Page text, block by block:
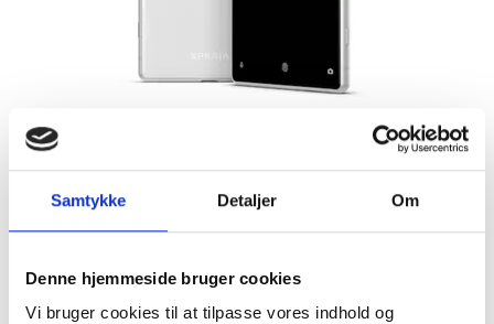
Samtykke Detaljer Om
Denne hjemmeside bruger cookies
Vi bruger cookies til at tilpasse vores indhold og
Fandt du ikke det du søgte efter?
RING TIL OS FIND VÆRKSTED